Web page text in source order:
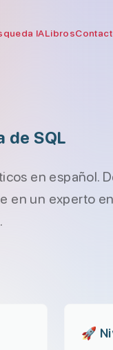
IALibros
de SQL
en español.
en un experto
🚀